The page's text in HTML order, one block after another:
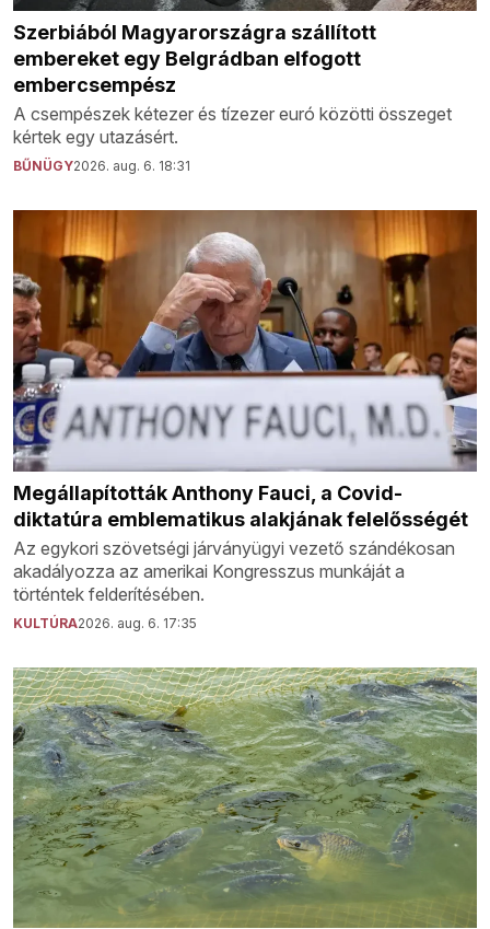
Szerbiából Magyarországra szállított
embereket egy Belgrádban elfogott
embercsempész
A csempészek kétezer és tízezer euró közötti összeget
kértek egy utazásért.
BŰNÜGY2026. aug. 6. 18:31
Megállapították Anthony Fauci, a Covid-
diktatúra emblematikus alakjának felelősségét
Az egykori szövetségi járványügyi vezető szándékosan
akadályozza az amerikai Kongresszus munkáját a
történtek felderítésében.
KULTÚRA2026. aug. 6. 17:35